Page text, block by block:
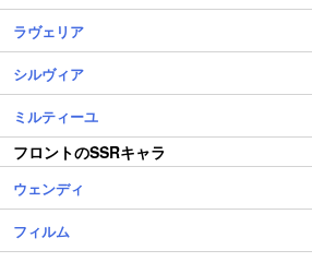
ラヴェリア
シルヴィア
ミルティーユ
フロントのSSRキャラ
ウェンディ
フィルム